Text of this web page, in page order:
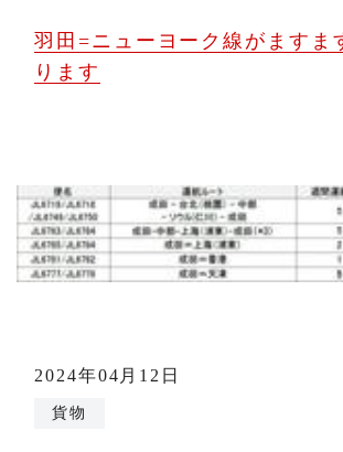
羽田=ニューヨーク線がますま
ります
2024年04月12日
貨物